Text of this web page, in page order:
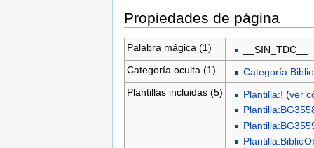
Propiedades de página
Palabra mágica (1)
__SIN_TDC__
Categoría oculta (1)
Plantillas incluidas (5)
Plantilla:! (ver